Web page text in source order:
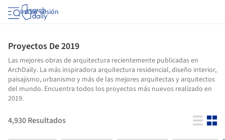
Iniciar sesión
Proyectos De 2019
Las mejores obras de arquitectura recientemente publicadas en
ArchDaily. La más inspiradora arquitectura residencial, diseño interior,
paisajismo, urbanismo y más de las mejores arquitectas y arquitectos
del mundo. Encuentra todos los proyectos más nuevos realizado en
2019.
4,930Resultados